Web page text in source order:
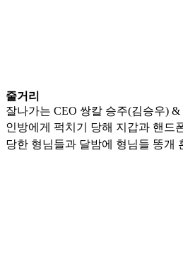
줄거리
잘나가는 CEO 쌍칼 승주(김승우)
인방에게 퍽치기 당해 지갑과 핸드
당한 형님들과 달밤에 형님들 똥개